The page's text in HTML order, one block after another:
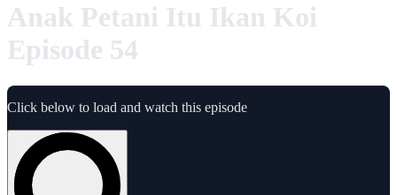
Anak Petani Itu Ikan Koi
Episode 54
Click below to load and watch this episode